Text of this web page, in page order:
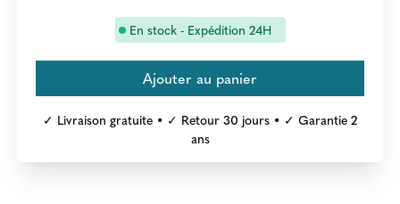
En stock - Expédition 24H
✓ Livraison gratuite • ✓ Retour 30 jours • ✓ Garantie 2
ans